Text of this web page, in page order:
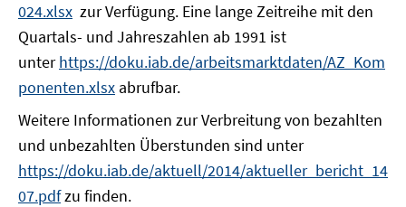
024.xlsx zur Verfügung. Eine lange Zeitreihe mit den
Quartals- und Jahreszahlen ab 1991 ist
unterhttps://doku.iab.de/arbeitsmarktdaten/AZ_Kom
ponenten.xlsx abrufbar.
Weitere Informationen zur Verbreitung von bezahlten
und unbezahlten Überstunden sind unter
https://doku.iab.de/aktuell/2014/aktueller_bericht_14
07.pdfzu finden.